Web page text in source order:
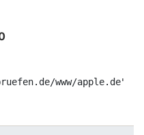
www/apple.de"